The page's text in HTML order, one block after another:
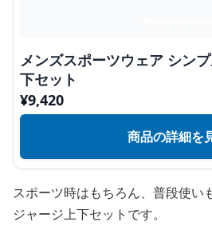
メンズスポーツウェア シン
下セット
¥9,420
商品の詳細を
スポーツ時はもちろん、普段使い
ジャージ上下セットです。